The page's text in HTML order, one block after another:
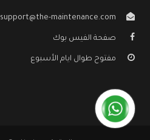
support@the-maintenance.com
صفحة الفيس بوك
مفتوح طوال ايام الأسبوع